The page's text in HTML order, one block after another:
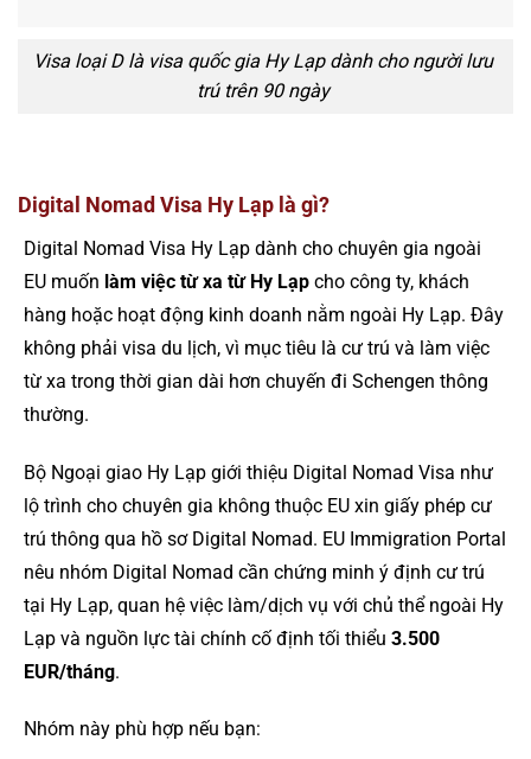
Visa loại D là visa quốc gia Hy Lạp dành cho người lưu
trú trên 90 ngày
Digital Nomad Visa Hy Lạp là gì?
Digital Nomad Visa Hy Lạp dành cho chuyên gia ngoài
EU muốn làm việc từ xa từ Hy Lạp cho công ty, khách
hàng hoặc hoạt động kinh doanh nằm ngoài Hy Lạp. Đây
không phải visa du lịch, vì mục tiêu là cư trú và làm việc
từ xa trong thời gian dài hơn chuyến đi Schengen thông
thường.
Bộ Ngoại giao Hy Lạp giới thiệu Digital Nomad Visa như
lộ trình cho chuyên gia không thuộc EU xin giấy phép cư
trú thông qua hồ sơ Digital Nomad. EU Immigration Portal
nêu nhóm Digital Nomad cần chứng minh ý định cư trú
tại Hy Lạp, quan hệ việc làm/dịch vụ với chủ thể ngoài Hy
Lạp và nguồn lực tài chính cố định tối thiểu 3.500
EUR/tháng.
Nhóm này phù hợp nếu bạn: